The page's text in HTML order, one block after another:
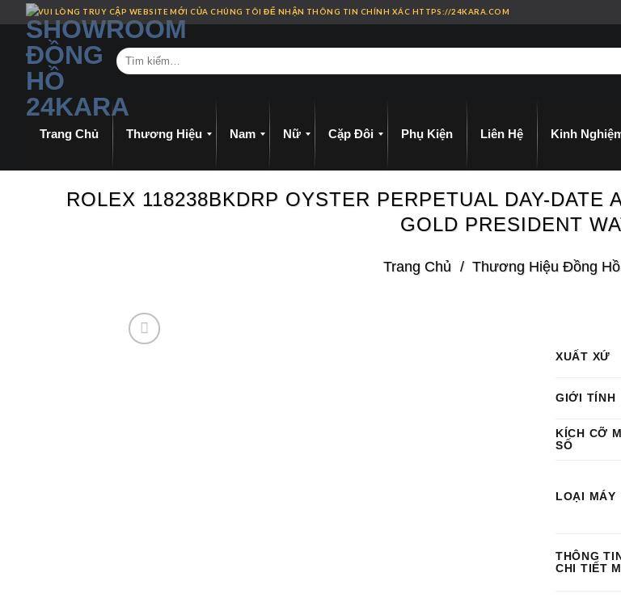
content
VUI LÒNG TRUY CẬP WEBSITE MỚI CỦA CHÚNG TÔI ĐỂ NHẬN THÔNG TIN CHÍNH XÁC HTTPS://24KARA.COM
Trang Chủ Thương Hiệu Nam Nữ Cặp Đôi Phụ Kiện Liên Hệ Kinh
ROLEX 118238BKDRP OYSTER PERPETUAL DAY-DATE
GOLD PRESIDENT
Trang Chủ / Thương Hiệu Đồng Hồ
XUẤT XỨ
GIỚI TÍNH
KÍCH CỠ
SỐ
LOẠI MÁY
THÔNG
CHI TIẾT